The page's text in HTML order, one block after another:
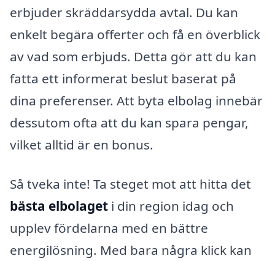
erbjuder skräddarsydda avtal. Du kan
enkelt begära offerter och få en överblick
av vad som erbjuds. Detta gör att du kan
fatta ett informerat beslut baserat på
dina preferenser. Att byta elbolag innebär
dessutom ofta att du kan spara pengar,
vilket alltid är en bonus.
Så tveka inte! Ta steget mot att hitta det
bästa elbolaget i din region idag och
upplev fördelarna med en bättre
energilösning. Med bara några klick kan